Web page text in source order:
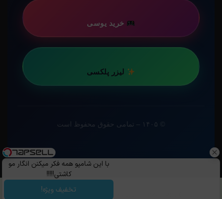
خرید یوسی
لیزر پلکسی
کپی رایت ©️ 1405 - 1399 | استفاده از مطالب ساویس‌گیم با ذکر منبع و قرار
با این شامپو همه فکر میکنن انگار مو
کاشتی!!!!!
تخفیف ویژه!